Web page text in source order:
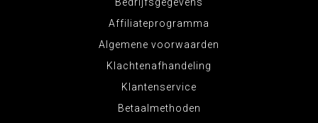
Affiliateprogramma
Algemene voorwaarden
Klachtenafhandeling
Klantenservice
Betaalmethoden